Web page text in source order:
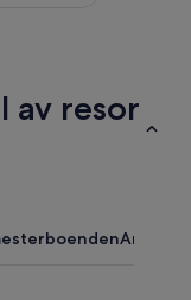
av resor
Annat